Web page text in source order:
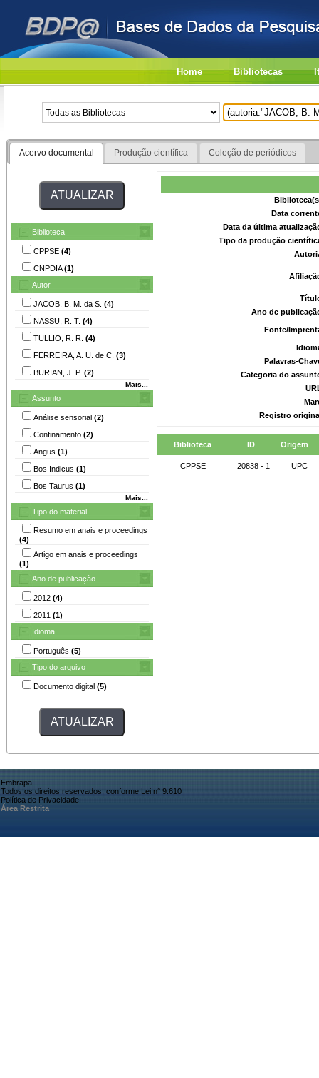
Home Bibliotecas
Acervo documental Produção científica Coleção de periódicos
Biblioteca
CPPSE (4)
CNPDIA(1)
Autor
JACOB, B. M. da S. (4)
NASSU, R. T. (4)
TULLIO, R. R. (4)
FERREIRA, A. U. de C. (3)
BURIAN, J. P. (2)
Mais...
Assunto
Análise sensorial (2)
Confinamento (2)
Angus (1)
Bos Indicus (1)
Bos Taurus (1)
Mais...
Tipo do material
Resumo em anais e proceedings
(4)
Artigo em anais e proceedings
(1)
Ano de publicação
2012 (4)
2011 (1)
Idioma
Português (5)
Tipo do arquivo
Documento digital (5)
Data
Data da última
Tipo da produção
Ano de
Fonte/
Palavras-
Categoria do
Registro
Biblioteca ID Origem
CPPSE 20838 - 1 UPC
Embrapa
Todos os direitos reservados, conforme Lei n° 9.610
Política de Privacidade
Área Restrita